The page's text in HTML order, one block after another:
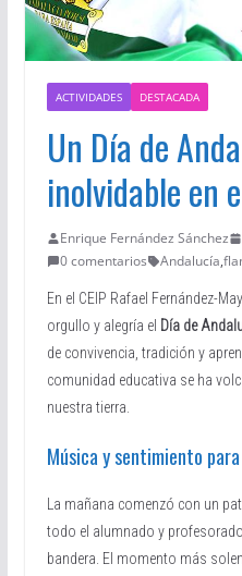
ACTIVIDADES DESTACADA
Un Día de
inolvidable en
Enrique Fernández Sánchez
0 comentarios
Andalucía,
En el CEIP Rafael Fernández-
orgullo y alegría el Día de
de convivencia, tradición y
comunidad educativa se ha
nuestra tierra.
Música y sentimiento
La mañana comenzó con un
todo el alumnado y
bandera. El momento más